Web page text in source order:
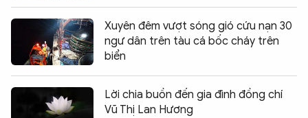
Xuyên đêm vượt sóng gió cứu nạn 30
ngư dân trên tàu cá bốc cháy trên
biển
Lời chia buồn đến gia đình đồng chí
Vũ Thị Lan Hương